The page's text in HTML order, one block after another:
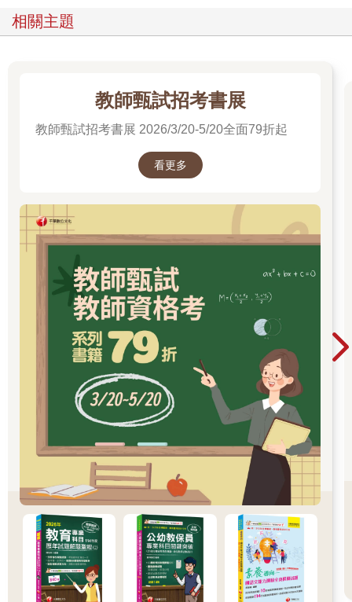
相關主題
教師甄試招考書展
教師甄試招考書展 2026/3/20-5/20全面79折起
看更多